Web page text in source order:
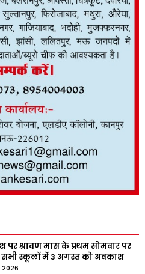
श्रावण मास के प्रथम सोमवार पर
सभी स्कूलों में 3 अगस्त को अवकाश